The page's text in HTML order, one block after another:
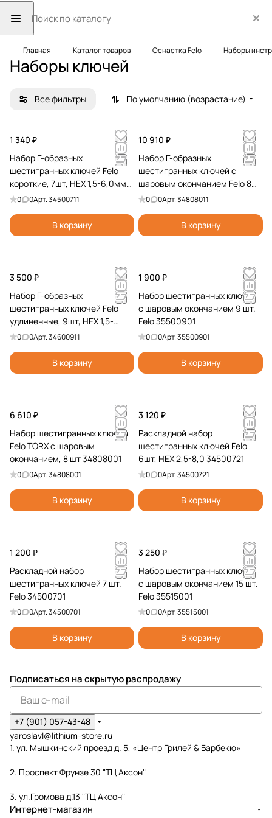
Главная Каталог товаров Оснастка Felo Наборы
Наборы ключей
Все фильтры По умолчанию (возрастание)
1 340 ₽
Набор Г-образных
шестигранных ключей Felo
короткие, 7шт, HEX 1,5-6,0мм
34500711
0 0Арт.34500711
В корзину
10 910 ₽
Набор Г-образных
шестигранных ключей с
шаровым окончанием Felo 8шт
Torx T9-T40 34808011
0 0Арт.34808011
В корзину
3 500 ₽
Набор Г-образных
шестигранных ключей Felo
удлиненные, 9шт, HEX 1,5-
10,0мм 34600911
0 0Арт.34600911
В корзину
1 900 ₽
Набор шестигранных ключей
с шаровым окончанием 9 шт.
Felo 35500901
0 0Арт.35500901
В корзину
6 610 ₽
Набор шестигранных ключей
Felo TORX с шаровым
окончанием, 8 шт 34808001
0 0Арт.34808001
В корзину
3 120 ₽
Раскладной набор
шестигранных ключей Felo
6шт, HEX 2,5-8,0 34500721
0 0Арт.34500721
В корзину
1 200 ₽
Раскладной набор
шестигранных ключей 7 шт.
Felo 34500701
0 0Арт.34500701
В корзину
3 250 ₽
Набор шестигранных ключей
с шаровым окончанием 15 шт.
Felo 35515001
0 0Арт.35515001
В корзину
Подписаться на скрытую распродажу
+7 (901) 057-43-48
yaroslavl@lithium-store.ru
1. ул. Мышкинский проезд д. 5, «Центр Грилей & Барбекю»
2. Проспект Фрунзе 30 "ТЦ Аксон"
3. ул.Громова д.13 "ТЦ Аксон"
Интернет-магазин